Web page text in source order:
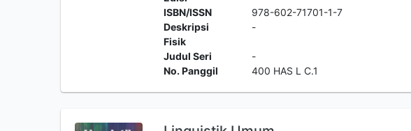
ISBN/ISSN
978-602-71701-1-7
Deskripsi
Fisik
-
Judul Seri
-
No. Panggil
400 HAS L C.1